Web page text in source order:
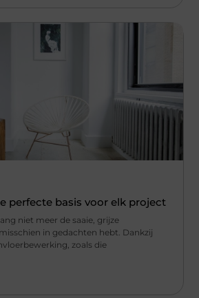
perfecte basis voor elk project
niet meer de saaie, grijze
in gedachten hebt. Dankzij
zoals die